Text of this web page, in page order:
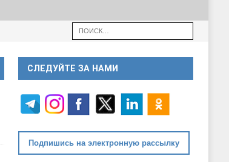
СЛЕДУЙТЕ ЗА НАМИ
Подпишись на электронную рассылку